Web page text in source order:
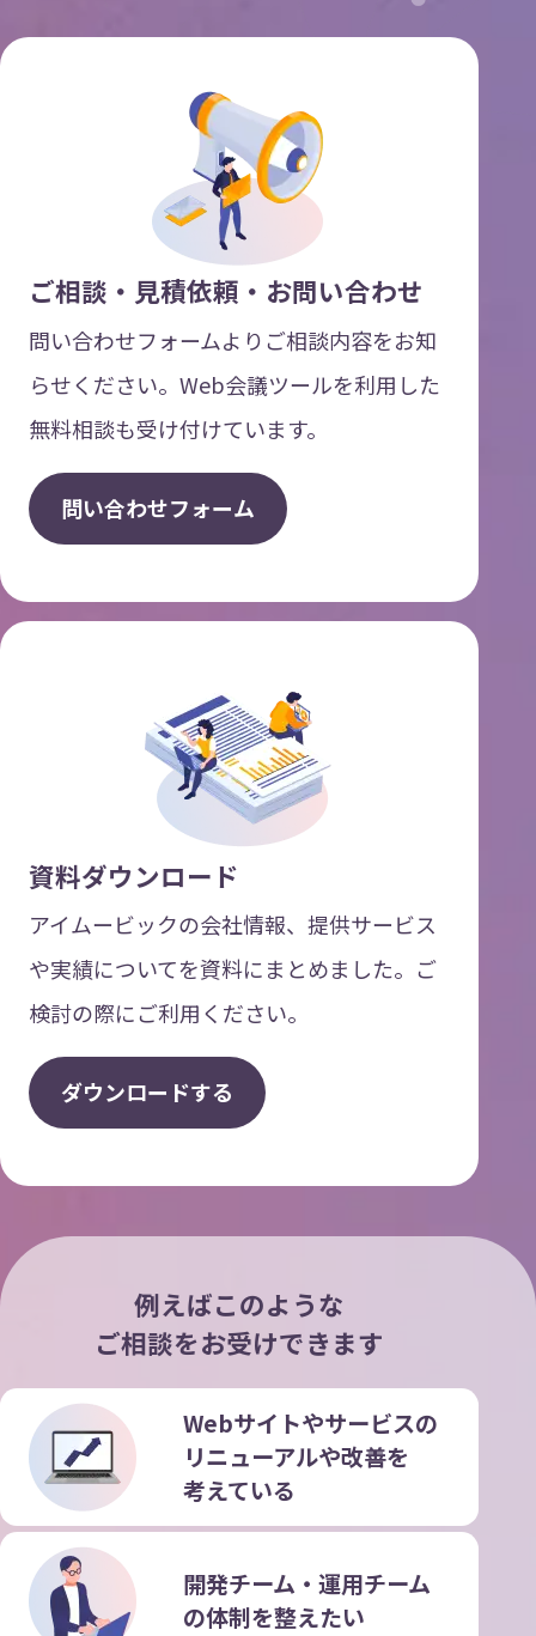
ご相談・見積依頼・お問い合わせ
問い合わせフォームよりご相談内容をお知
らせください。Web会議ツールを利用した
無料相談も受け付けています。
問い合わせフォーム
資料ダウンロード
アイムービックの会社情報、提供サービス
や実績についてを資料にまとめました。ご
検討の際にご利用ください。
ダウンロー ドする
例えばこのような
ご相談をお受けできます
Webサイトやサービスの
リニューアルや改善を
考えている
開発チーム・運用チーム
の体制を整えたい